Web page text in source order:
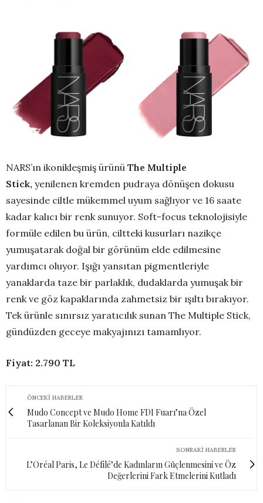
NARS’ın ikonikleşmiş ürünü The Multiple
Stick, yenilenen kremden pudraya dönüşen dokusu
sayesinde ciltle mükemmel uyum sağlıyor ve 16 saate
kadar kalıcı bir renk sunuyor. Soft-focus teknolojisiyle
formüle edilen bu ürün, ciltteki kusurları nazikçe
yumuşatarak doğal bir görünüm elde edilmesine
yardımcı oluyor. Işığı yansıtan pigmentleriyle
yanaklarda taze bir parlaklık, dudaklarda yumuşak bir
renk ve göz kapaklarında zahmetsiz bir ışıltı bırakıyor.
Tek ürünle sınırsız yaratıcılık sunan The Multiple Stick,
gündüzden geceye makyajınızı tamamlıyor.
Fiyat: 2.790 TL
ÖNCEKI HABERLER
Mudo Concept ve Mudo Home FDI Fuarı’na Özel
Tasarlanan Bir Koleksiyonla Katıldı
SONRAKI HABERLER
L’Oréal Paris, Le Défilé’de Kadınların Güçlenmesini ve Öz
Değerlerini Fark Etmelerini Kutladı